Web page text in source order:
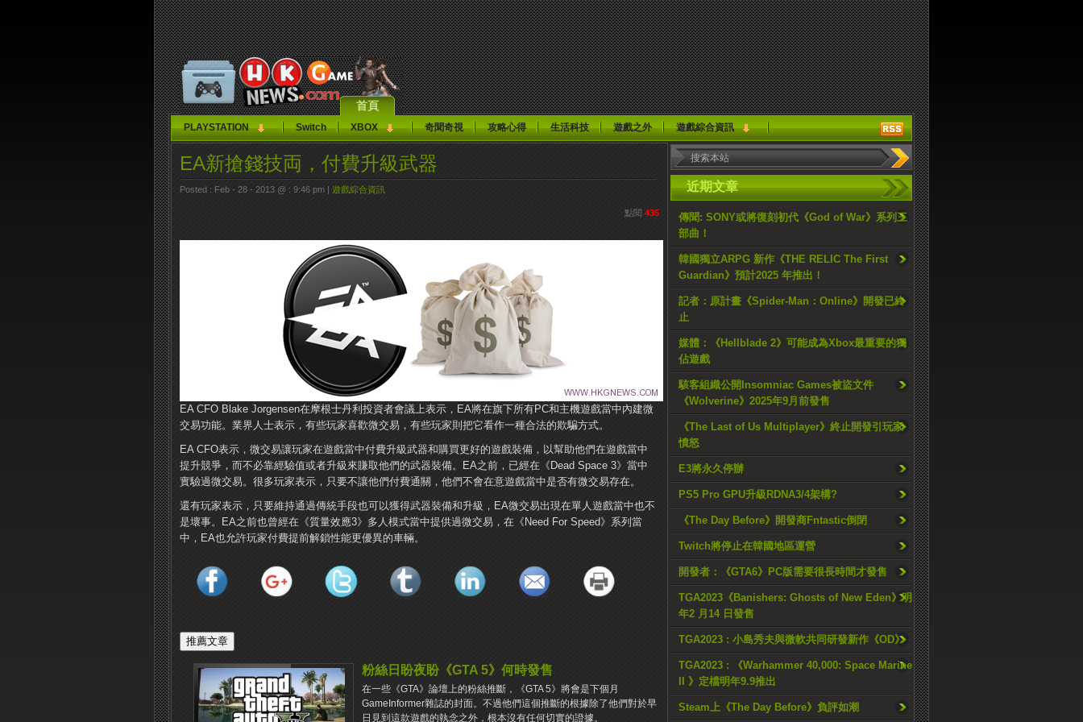
首頁
PLAYSTATION Switch XBOX 奇聞奇視 攻略心得 生活科技 遊戲之外 遊戲綜合資訊
近期文章
傳聞: SONY或將復刻初代《God of War》系列三
部曲！
韓國獨立ARPG 新作《THE RELIC The First
Guardian》預計2025 年推出！
記者：原計畫《Spider-Man：Online》開發已終
止
媒體：《Hellblade 2》可能成為Xbox最重要的獨
佔遊戲
駭客組織公開Insomniac Games被盜文件
《Wolverine》2025年9月前發售
《The Last of Us Multiplayer》終止開發引玩家
憤怒
E3將永久停辦
PS5 Pro GPU升級RDNA3/4架構?
《The Day Before》開發商Fntastic倒閉
Twitch將停止在韓國地區運營
開發者：《GTA6》PC版需要很長時間才發售
TGA2023《Banishers: Ghosts of New Eden》明
年2 月14 日發售
TGA2023 : 小島秀夫與微軟共同研發新作《OD》
TGA2023 : 《Warhammer 40,000: Space Marine
II 》定檔明年9.9推出
Steam上《The Day Before》負評如潮
EA新搶錢技両，付費升級武器
Posted : Feb - 28 - 2013 @ : 9:46 pm | 遊戲綜合資訊
點閱 435
EA CFO Blake Jorgensen在摩根士丹利投資者會議上表示，EA將在旗下所有PC和主機遊戲當中內建微
交易功能。業界人士表示，有些玩家喜歡微交易，有些玩家則把它看作一種合法的欺騙方式。
EA CFO表示，微交易讓玩家在遊戲當中付費升級武器和購買更好的遊戲裝備，以幫助他們在遊戲當中
提升競爭，而不必靠經驗值或者升級來賺取他們的武器裝備。EA之前，已經在《Dead Space 3》當中
實驗過微交易。很多玩家表示，只要不讓他們付費通關，他們不會在意遊戲當中是否有微交易存在。
還有玩家表示，只要維持通過傳統手段也可以獲得武器裝備和升級，EA微交易出現在單人遊戲當中也不
是壞事。EA之前也曾經在《質量效應3》多人模式當中提供過微交易，在《Need For Speed》系列當
中，EA也允許玩家付費提前解鎖性能更優異的車輛。
粉絲日盼夜盼《GTA 5》何時發售
在一些《GTA》論壇上的粉絲推斷，《GTA 5》將會是下個月
GameInformer雜誌的封面。不過他們這個推斷的根據除了他們對於早
日見到這款遊戲的執念之外，根本沒有任何切實的證據。